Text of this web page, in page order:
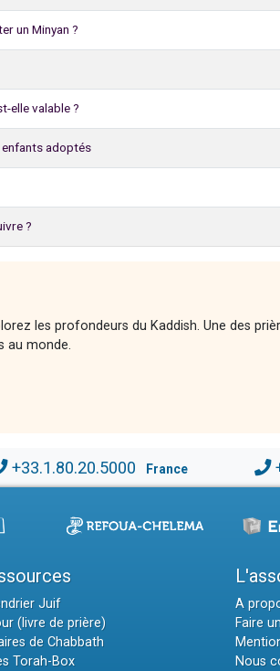
un Minyan ?
elle valable ?
adoptés
?
les profondeurs du Kaddish. Une des
au monde.
+33.1.80.20.5000 France
Juif
(livre de prière)
de Chabbath
Torah-Box
A
Faire
Nous